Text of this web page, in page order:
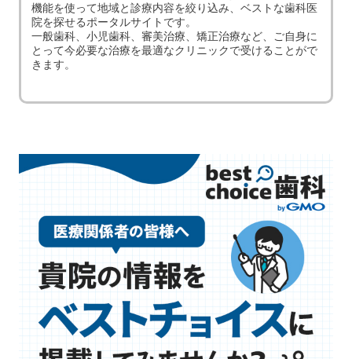
機能を使って地域と診療内容を絞り込み、ベストな歯科医
院を探せるポータルサイトです。
一般歯科、小児歯科、審美治療、矯正治療など、ご自身に
とって今必要な治療を最適なクリニックで受けることがで
きます。